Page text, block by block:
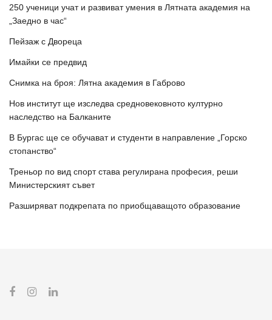
250 ученици учат и развиват умения в Лятната академия на
„Заедно в час“
Пейзаж с Двореца
Имайки се предвид
Снимка на броя: Лятна академия в Габрово
Нов институт ще изследва средновековното културно
наследство на Балканите
В Бургас ще се обучават и студенти в направление „Горско
стопанство“
Треньор по вид спорт става регулирана професия, реши
Министерският съвет
Разширяват подкрепата по приобщаващото образование